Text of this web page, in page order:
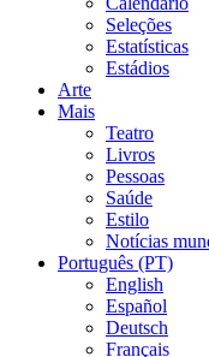
Seleções
Estatísticas
Estádios
Arte
Mais
Teatro
Livros
Pessoas
Saúde
Estilo
Notícias
Português (PT)
English
Español
Deutsch
Français